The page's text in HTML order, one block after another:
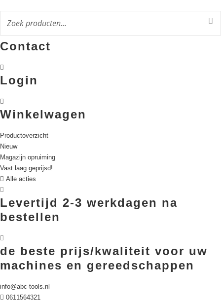
inhoud
Contact
Login
Winkelwagen
Productoverzicht
Nieuw
Magazijn opruiming
Vast laag geprijsd!
Alle acties
Levertijd 2-3 werkdagen na
bestellen
de beste prijs/kwaliteit voor uw
machines en gereedschappen
info@abc-tools.nl
0611564321